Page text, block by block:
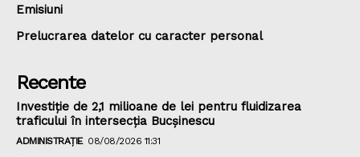
Emisiuni
Prelucrarea datelor cu caracter personal
Recente
Investiție de 2,1 milioane de lei pentru fluidizarea
traficului în intersecția Bucșinescu
ADMINISTRAȚIE 08/08/2026 11:31